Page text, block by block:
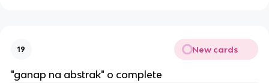
19 New cards
"ganap na abstrak" o complete